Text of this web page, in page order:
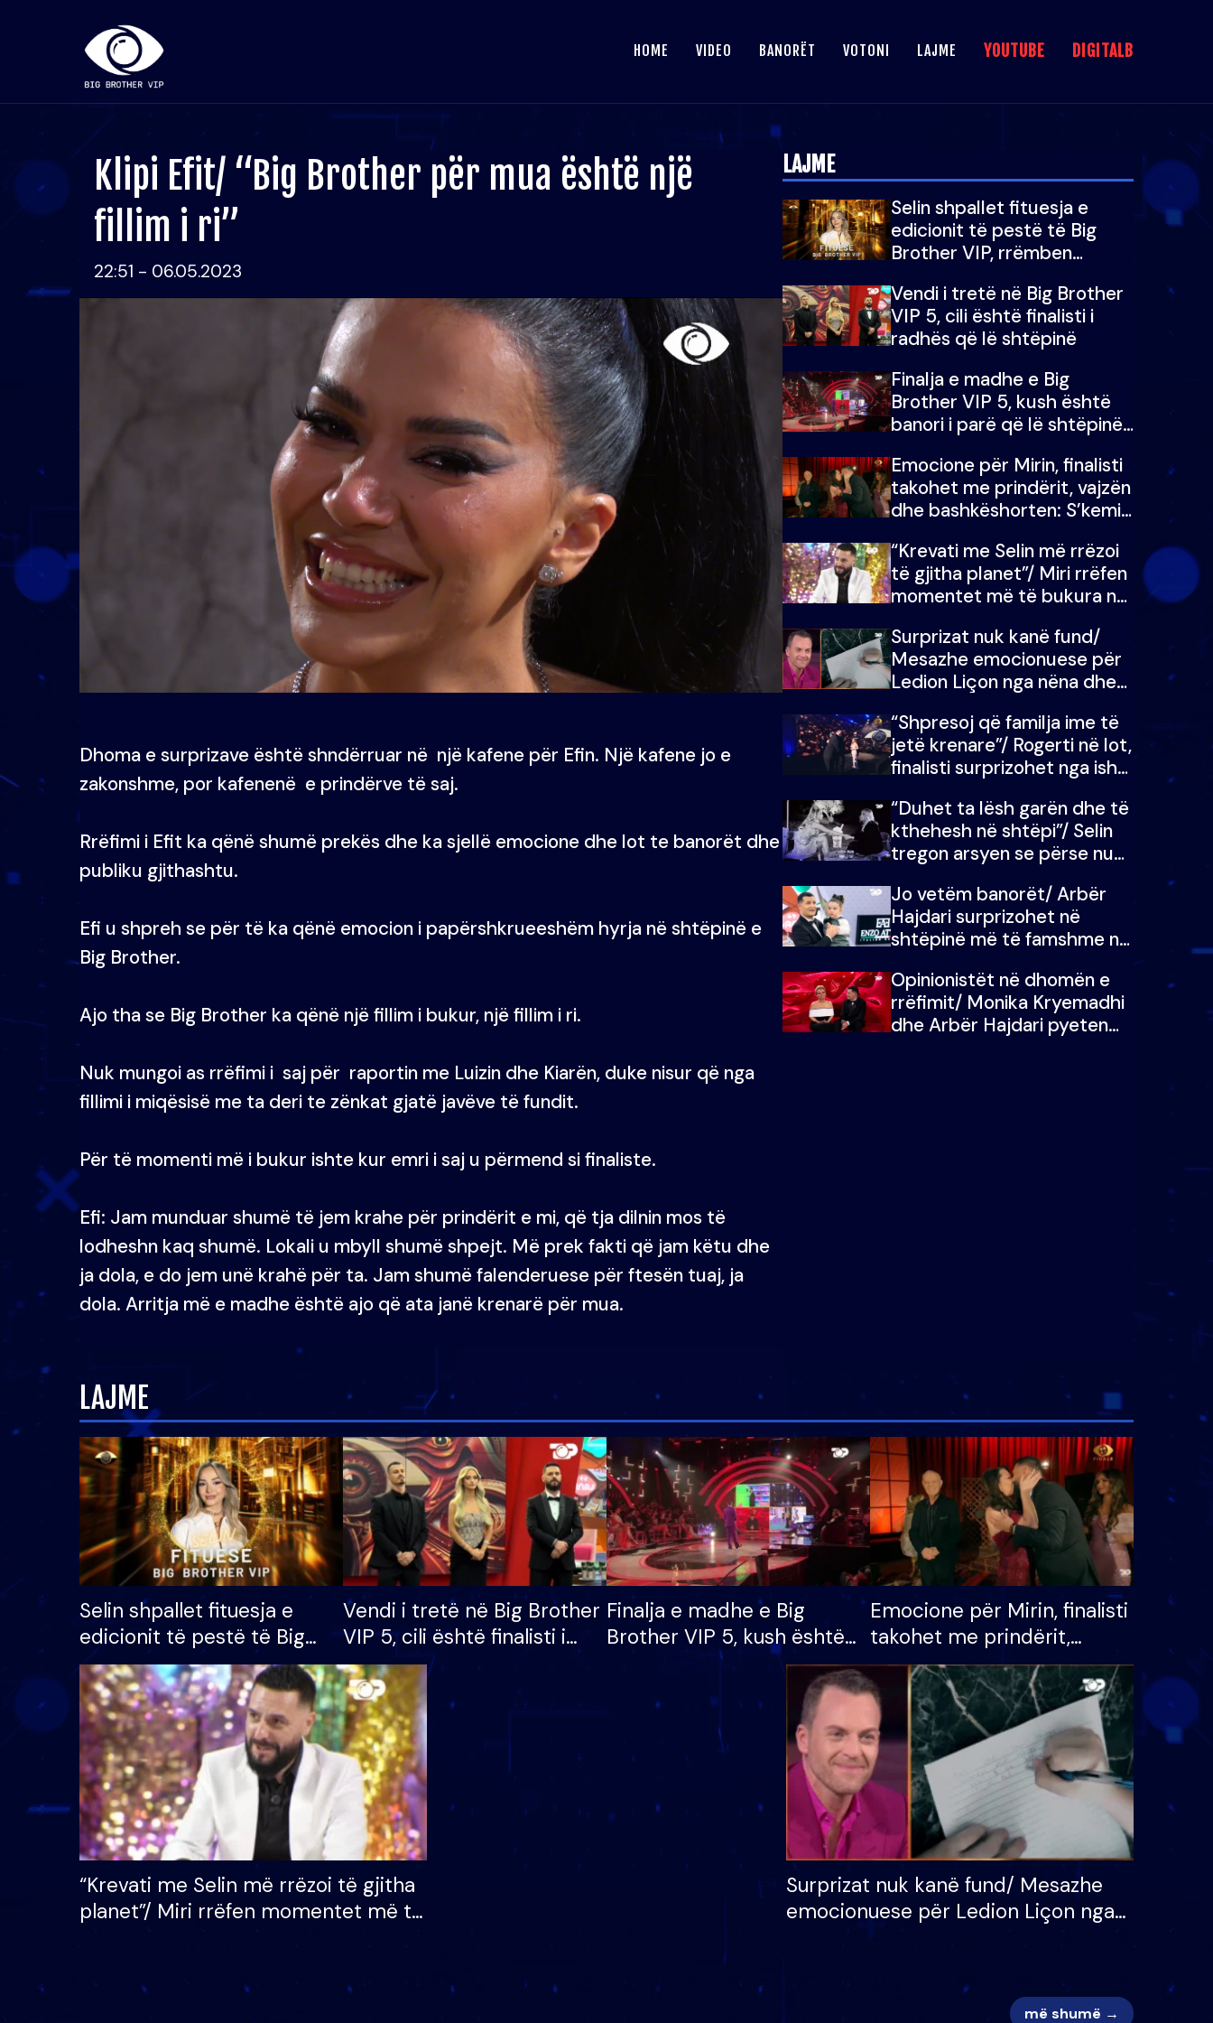
HOME VIDEO BANORËT VOTONI LAJME YOUTUBE DIGITALB
Klipi Efit/ “Big Brother për mua është një
fillim i ri”
22:51 - 06.05.2023
Dhoma e surprizave është shndërruar në një kafene për Efin. Një kafene jo e
zakonshme, por kafenenë e prindërve të saj.
Rrëfimi i Efit ka qënë shumë prekës dhe ka sjellë emocione dhe lot te banorët dhe
publiku gjithashtu.
Efi u shpreh se për të ka qënë emocion i papërshkrueeshëm hyrja në shtëpinë e
Big Brother.
Ajo tha se Big Brother ka qënë një fillim i bukur, një fillim i ri.
Nuk mungoi as rrëfimi i saj për raportin me Luizin dhe Kiarën, duke nisur që nga
fillimi i miqësisë me ta deri te zënkat gjatë javëve të fundit.
Për të momenti më i bukur ishte kur emri i saj u përmend si finaliste.
Efi: Jam munduar shumë të jem krahe për prindërit e mi, që tja dilnin mos të
lodheshn kaq shumë. Lokali u mbyll shumë shpejt. Më prek fakti që jam këtu dhe
ja dola, e do jem unë krahë për ta. Jam shumë falenderuese për ftesën tuaj, ja
dola. Arritja më e madhe është ajo që ata janë krenarë për mua.
LAJME
Selin shpallet fituesja e
edicionit të pestë të Big
Brother VIP, rrëmben
mijë eurosh
Vendi i tretë në Big Brother
VIP 5, cili është finalisti i
radhës që lë shtëpinë
Finalja e madhe e Big
Brother VIP 5, kush është
banori i parë që lë shtëpinë
fituar çmimin e madh
Emocione për Mirin, finalisti
takohet me prindërit, vajzën
dhe bashkëshorten: S’kemi
“Krevati me Selin më rrëzoi
të gjitha planet”/ Miri rrëfen
momentet më të bukura në
mungojë zilja e mëngjesit
kur…
Surprizat nuk kanë fund/
Mesazhe emocionuese për
Ledion Liçon nga nëna dhe
i mban dot lotët: Nuk
meritoj…
“Shpresoj që familja ime të
jetë krenare”/ Rogerti në lot,
finalisti surprizohet nga ish-
“Duhet ta lësh garën dhe të
kthehesh në shtëpi”/ Selin
tregon arsyen se përse nuk
Doja ta çoja luftën time deri
në fund
Jo vetëm banorët/ Arbër
Hajdari surprizohet në
shtëpinë më të famshme në
me vajzën e tij
Opinionistët në dhomën e
rrëfimit/ Monika Kryemadhi
dhe Arbër Hajdari pyeten
LAJME
Selin shpallet fituesja e
edicionit të pestë të Big
Brother VIP, rrëmben
çmimin e madh prej 100
mijë eurosh
Vendi i tretë në Big Brother
VIP 5, cili është finalisti i
radhës që lë shtëpinë
Finalja e madhe e Big
Brother VIP 5, kush është
banori i parë që lë shtëpinë
dhe humb mundësinë për
të fituar çmimin e madh
Emocione për Mirin, finalisti
takohet me prindërit,
vajzën dhe bashkëshorten:
S’kemi ndonjë letër divorci
apo jo?
“Krevati me Selin më rrëzoi të gjitha
planet”/ Miri rrëfen momentet më të
bukura në shtëpinë e BB VIP: Do më
Surprizat nuk kanë fund/ Mesazhe
emocionuese për Ledion Liçon nga
nëna dhe fëmijët e tij, moderatori
më shumë →